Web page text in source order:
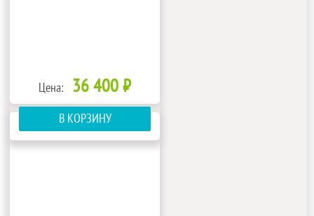
Цена: 36 400 ₽
В КОРЗИНУ